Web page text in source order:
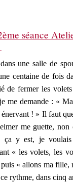
séance
une salle de
centaine de fois
de fermer les
me demande : «
! » Il faut
me guette, non
ça y est, je
« les volets, les
« allons ma fille,
rythme, dans cinq